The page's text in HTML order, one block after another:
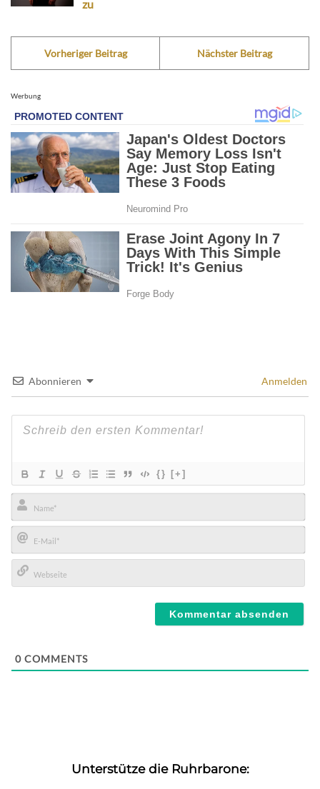
zu
Vorheriger Beitrag Nächster Beitrag
Werbung
Abonnieren Anmelden
{} [+]
Name*
E-
Mail*
0 COMMENTS
Unterstütze die Ruhrbarone: